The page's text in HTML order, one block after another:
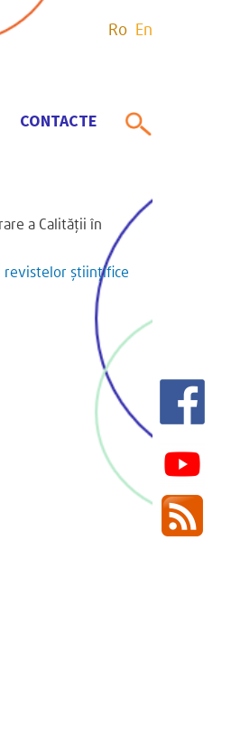
Ro En
CONTACTE
a Calității în
revistelor ştiinţifice